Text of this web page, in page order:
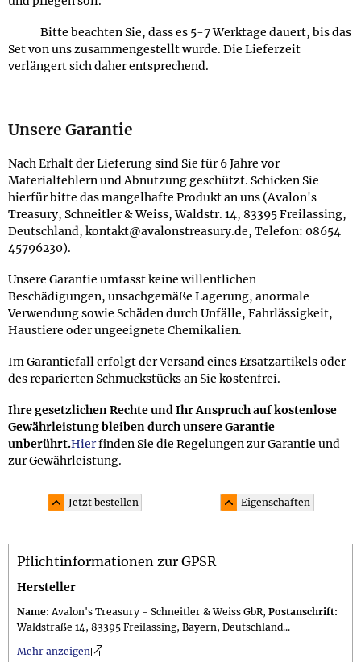
Bitte beachten Sie, dass es 5-7 Werktage dauert, bis das
Set von uns zusammengestellt wurde. Die Lieferzeit
verlängert sich daher entsprechend.
Unsere Garantie
Nach Erhalt der Lieferung sind Sie für 6 Jahre vor
Materialfehlern und Abnutzung geschützt. Schicken Sie
hierfür bitte das mangelhafte Produkt an uns (Avalon's
Treasury, Schneitler & Weiss, Waldstr. 14, 83395 Freilassing,
Deutschland, kontakt@avalonstreasury.de, Telefon: 08654
45796230).
Unsere Garantie umfasst keine willentlichen
Beschädigungen, unsachgemäße Lagerung, anormale
Verwendung sowie Schäden durch Unfälle, Fahrlässigkeit,
Haustiere oder ungeeignete Chemikalien.
Im Garantiefall erfolgt der Versand eines Ersatzartikels oder
des reparierten Schmuckstücks an Sie kostenfrei.
Ihre gesetzlichen Rechte und Ihr Anspruch auf kostenlose
Gewährleistung bleiben durch unsere Garantie
unberührt.Hierfinden Sie die Regelungen zur Garantie und
zur Gewährleistung.
Jetzt bestellen Eigenschaften
Material: 6 unbehandelte Perlen aus braunem Tigerauge;
die Ohrhaken bestehen aus Sterling Silber 925 (punziert
Lieferumfang: im 10,0 x 7,5 cm großen attraktiven
Schmuckbeutel; Geschenkset (gegen Aufpreis erhältlich)
in einer 11,0 x 11,0 x 3,0 cm großen schwarzen
Pflichtinformationen zur GPSR
Hersteller
Name: Avalon's Treasury - Schneitler & Weiss GbR, Postanschrift:
Waldstraße 14, 83395 Freilassing, Bayern, Deutschland...
Mehr anzeigenn